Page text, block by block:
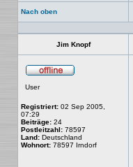
Nach oben
Jim Knopf
User
Registriert: 02 Sep 2005,
07:29
Beiträge: 24
Postleitzahl: 78597
Land: Deutschland
Wohnort: 78597 Irndorf